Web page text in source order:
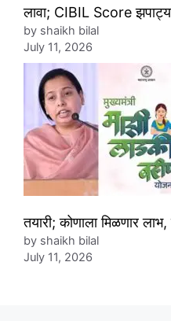
लावा; CIBIL Score
by shaikh bilal
July 11, 2026
तयारी; कोणाला मिळणार लाभ,
by shaikh bilal
July 11, 2026